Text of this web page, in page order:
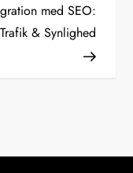
Post
med SEO:
& Synlighed